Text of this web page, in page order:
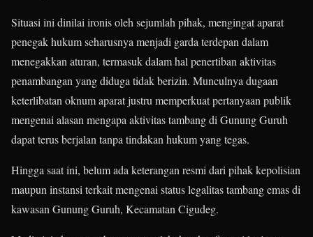
Situasi ini dinilai ironis oleh sejumlah pihak, mengingat aparat
penegak hukum seharusnya menjadi garda terdepan dalam
menegakkan aturan, termasuk dalam hal penertiban aktivitas
penambangan yang diduga tidak berizin. Munculnya dugaan
keterlibatan oknum aparat justru memperkuat pertanyaan publik
mengenai alasan mengapa aktivitas tambang di Gunung Guruh
dapat terus berjalan tanpa tindakan hukum yang tegas.
Hingga saat ini, belum ada keterangan resmi dari pihak kepolisian
maupun instansi terkait mengenai status legalitas tambang emas di
kawasan Gunung Guruh, Kecamatan Cigudeg.